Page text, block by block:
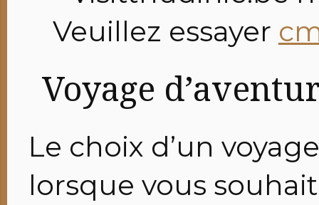
Veuillez essayer
Voyage
Le choix d’un
lorsque vous